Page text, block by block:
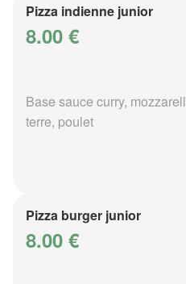
Pizza indienne junior
8.00 €
Base sauce curry,
terre, poulet
Pizza burger junior
8.00 €